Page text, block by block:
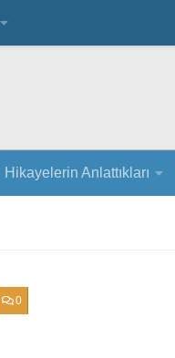
Hikayelerin Anlattıkları
0